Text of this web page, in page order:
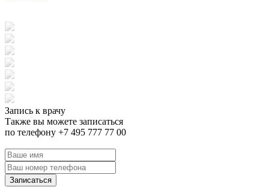
Запись к врачу
Также вы можете записаться
по телефону +7 495 777 77 00
Записаться